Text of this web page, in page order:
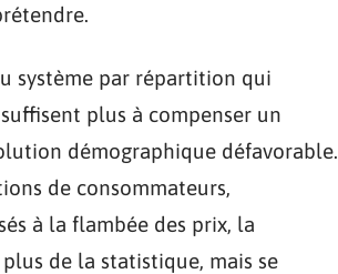
système par répartition qui
plus à compenser un
démographique défavorable.
de consommateurs,
à la flambée des prix, la
de la statistique, mais se